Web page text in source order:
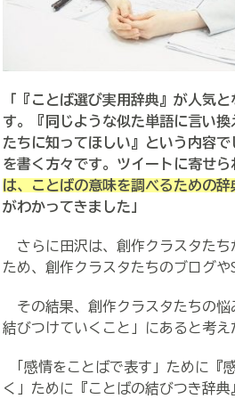
「『ことば選び実用辞典』が人気
す。『同じような似た単語に言い
たちに知ってほしい』という内容
を書く方々です。ツイートに寄せ
は、ことばの意味を調べるための
がわかってきました」
さらに田沢は、創作クラスタたち
ため、創作クラスタたちのブログや
その結果、創作クラスタたちの悩
結びつけていくこと」にあると考え
「感情をことばで表す」ために『
く」ために『ことばの結びつき辞